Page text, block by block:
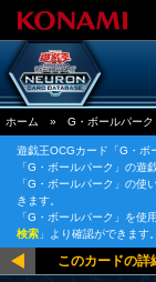
ホーム » G・ボールパーク
遊戯王OCGカード「G・ボ
「G・ボールパーク」の遊
「G・ボールパーク」の使
きます。
「G・ボールパーク」を使
検索 」より確認ができます。